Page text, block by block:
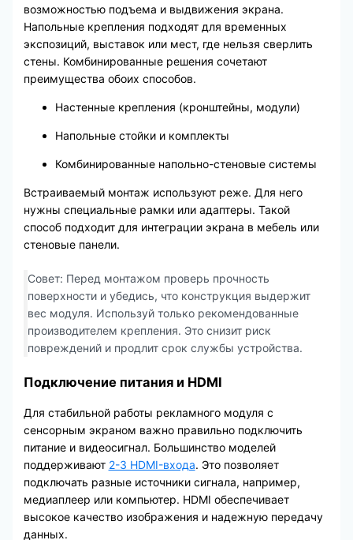
возможностью подъема и выдвижения экрана.
Напольные крепления подходят для временных
экспозиций, выставок или мест, где нельзя сверлить
стены. Комбинированные решения сочетают
преимущества обоих способов.
Настенные крепления (кронштейны, модули)
Напольные стойки и комплекты
Комбинированные напольно-стеновые системы
Встраиваемый монтаж используют реже. Для него
нужны специальные рамки или адаптеры. Такой
способ подходит для интеграции экрана в мебель или
стеновые панели.
Совет: Перед монтажом проверь прочность
поверхности и убедись, что конструкция выдержит
вес модуля. Используй только рекомендованные
производителем крепления. Это снизит риск
повреждений и продлит срок службы устройства.
Подключение питания и HDMI
Для стабильной работы рекламного модуля с
сенсорным экраном важно правильно подключить
питание и видеосигнал. Большинство моделей
поддерживают 2-3 HDMI-входа. Это позволяет
подключать разные источники сигнала, например,
медиаплеер или компьютер. HDMI обеспечивает
высокое качество изображения и надежную передачу
данных.